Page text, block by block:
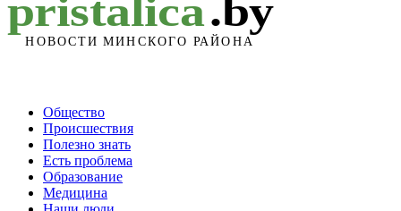
Общество
Происшествия
Полезно знать
Есть проблема
Образование
Медицина